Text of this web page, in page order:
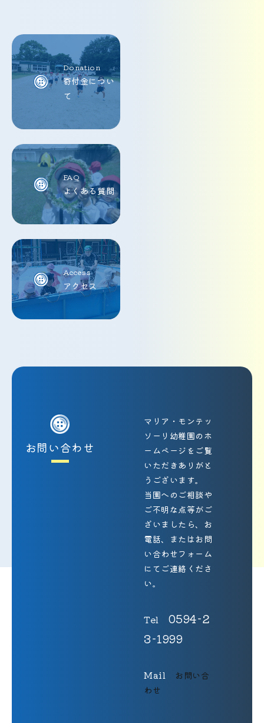
Donation
寄付金につい
て
FAQ
よくある質問
Access
アクセス
お問い合わせ
マリア・モンテッ
ソーリ幼稚園のホ
ームページをご覧
いただきありがと
うございます。
当園へのご相談や
ご不明な点等がご
ざいましたら、お
電話、またはお問
い合わせフォーム
にてご連絡くださ
い。
0594-2
3-1999
お問い合
わせ